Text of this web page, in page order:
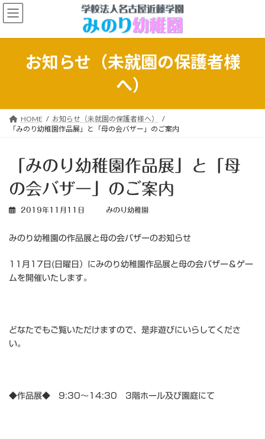
コ
ン
ン
プ
ナ
ビ
ー
動
お知らせ（未就園の保護者様
へ）
HOME
お知らせ（未就園の保護者様へ）
「みのり幼稚園作品展」と「母の会バザー」のご案内
「みのり幼稚園作品展」と「母
の会バザー」のご案内
2019年11月11日 みのり幼稚園
みのり幼稚園の作品展と母の会バザーのお知らせ
11月17日(日曜日）にみのり幼稚園作品展と母の会バザー＆ゲー
ムを開催いたします。
どなたでもご覧いただけますので、是非遊びにいらしてくださ
い。
◆作品展◆ 9:30～14:30 3階ホール及び園庭にて